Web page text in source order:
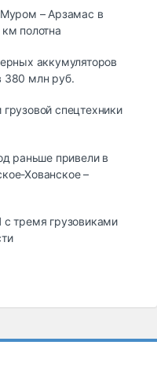
– Арзамас в
полотна
аккумуляторов
380 млн руб.
спецтехники
раньше привели в
Хованское –
тремя грузовиками